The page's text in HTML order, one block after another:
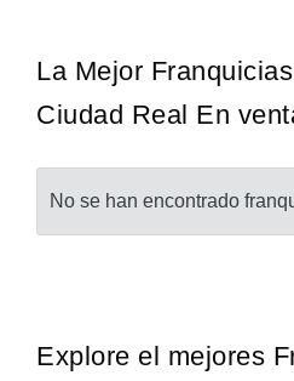
La Mejor
Ciudad Real En
No se han encontrado
Explore el mejores